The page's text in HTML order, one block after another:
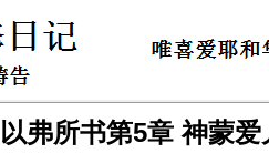
以弗所书第5章 神蒙